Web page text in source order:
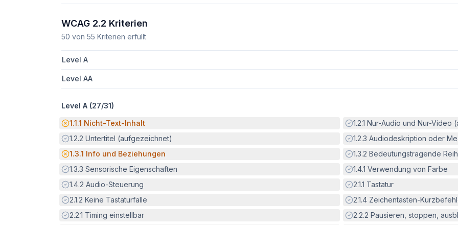
WCAG 2.2 Kriterien
50 von 55 Kriterien erfüllt
Level A
Level AA
Level A (27/31)
Potenzielle Barriere:
1.1.1 Nicht-Text-Inhalt Erfüllt:
1.2.1 Nur-Audio und Nur-Video
Erfüllt:
1.2.2 Untertitel (aufgezeichnet) Erfüllt:
1.2.3 Audiodeskription oder
Potenzielle Barriere:
1.3.1 Info und Beziehungen Erfüllt:
1.3.2 Bedeutungstragende
Erfüllt:
1.3.3 Sensorische Eigenschaften Erfüllt:
1.4.1 Verwendung von Farbe
Erfüllt:
1.4.2 Audio-Steuerung Erfüllt:
2.1.1 Tastatur
Erfüllt:
2.1.2 Keine Tastaturfalle Erfüllt:
2.1.4 Zeichentasten-
Erfüllt:
2.2.1 Timing einstellbar Erfüllt:
2.2.2 Pausieren, stoppen,